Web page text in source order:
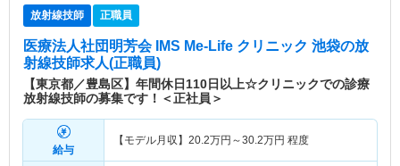
放射線技師 正職員
医療法人社団明芳会 IMS Me-Life クリニック 池袋の放
射線技師求人(正職員)
【東京都／豊島区】年間休日110日以上☆クリニックでの診療
放射線技師の募集です！＜正社員＞
給与
【モデル月収】 20.2万円～30.2万円 程度